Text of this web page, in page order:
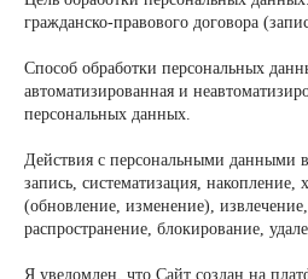
гражданско-правового договора
Способ обработки персональных
автоматизированная и
персональных данных.
Действия с персональными данными
запись, систематизация, накопление,
(обновление, изменение),
распространение, блокирование,
Я уведомлен, что Сайт создан на